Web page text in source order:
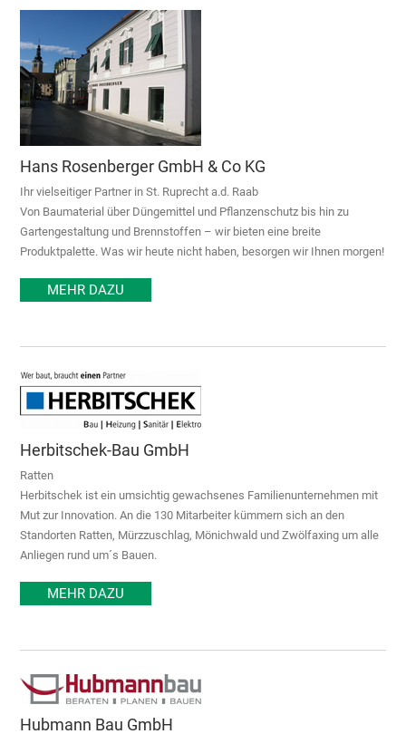
Hans Rosenberger GmbH & Co KG
Ihr vielseitiger Partner in St. Ruprecht a.d. Raab
Von Baumaterial über Düngemittel und Pflanzenschutz bis hin zu
Gartengestaltung und Brennstoffen – wir bieten eine breite
Produktpalette. Was wir heute nicht haben, besorgen wir Ihnen morgen!
MEHR DAZU
Herbitschek-Bau GmbH
Ratten
Herbitschek ist ein umsichtig gewachsenes Familienunternehmen mit
Mut zur Innovation. An die 130 Mitarbeiter kümmern sich an den
Standorten Ratten, Mürzzuschlag, Mönichwald und Zwölfaxing um alle
Anliegen rund um´s Bauen.
MEHR DAZU
Hubmann Bau GmbH